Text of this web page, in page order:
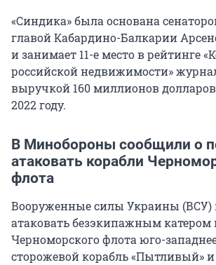
«Синдика» была основана
главой Кабардино-Балкарии
и занимает 11-е место в рейтинге
российской недвижимости»
выручкой 160 миллионов
2022 году.
В Минобороны сообщили о
атаковать корабли
флота
Вооруженные силы Украины (ВСУ)
атаковать безэкипажным катером
Черноморского флота юго-
сторожевой корабль «Пытливый»